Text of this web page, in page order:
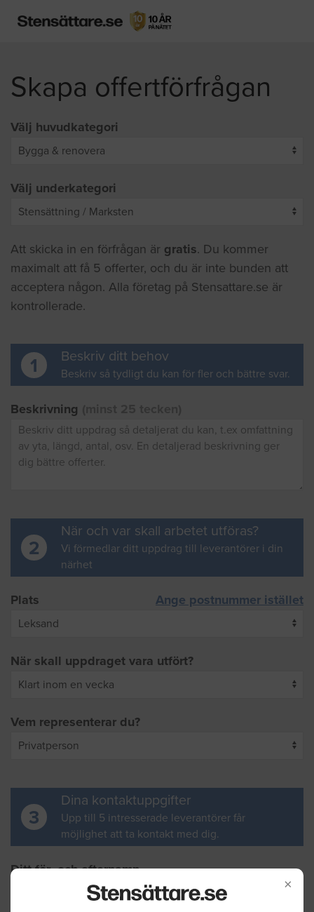
×
Skapa offertförfrågan
Välj huvudkategori
Välj underkategori
Att skicka in en förfrågan är gratis. Du kommer
maximalt att få 5 offerter, och du är inte bunden att
acceptera någon. Alla företag på Stensattare.se är
kontrollerade.
1 Beskriv ditt behov
Beskriv så tydligt du kan för fler och bättre svar.
Beskrivning
2
När och var skall arbetet utföras?
Vi förmedlar ditt uppdrag till leverantörer i din
närhet
Plats Ange postnummer istället
När skall uppdraget vara utfört?
Vem representerar du?
3
Dina kontaktuppgifter
Upp till 5 intresserade leverantörer får
möjlighet att ta kontakt med dig.
Ditt för- och efternamn